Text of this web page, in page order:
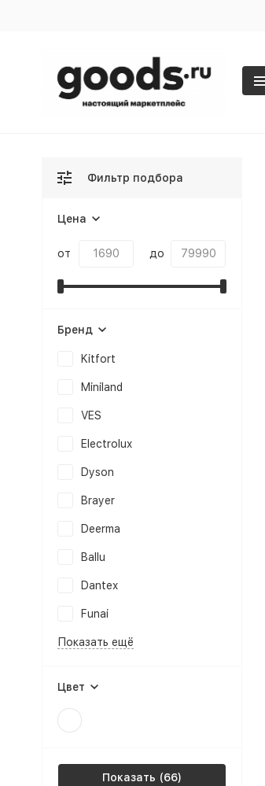
Фильтр подбора
Цена
от до
Бренд
Kitfort
Miniland
VES
Electrolux
Dyson
Brayer
Deerma
Ballu
Dantex
Funai
Показать ещё
Цвет
Показать